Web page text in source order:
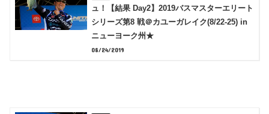
ュ！【結果 Day2】2019バスマスターエリート
シリーズ第8 戦＠カユーガレイク(8/22-25) in
ニューヨーク州★
08/24/2019